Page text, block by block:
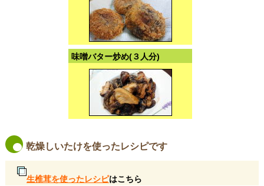
味噌バター炒め(３人分)
乾燥しいたけを使ったレシピです
生椎茸を使ったレシピはこちら